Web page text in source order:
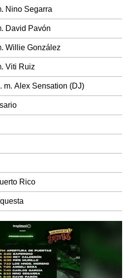
Nino Segarra
David Pavón
Willie González
Viti Ruiz
m. Alex Sensation (DJ)
Rico